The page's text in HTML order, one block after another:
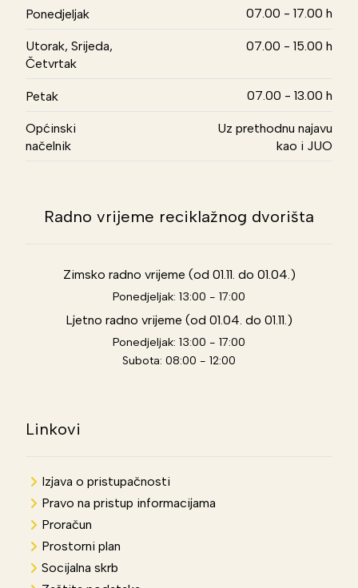
Ponedjeljak 07.00 - 17.00 h
Utorak, Srijeda,
Četvrtak
07.00 - 15.00 h
Petak 07.00 - 13.00 h
Općinski
načelnik
Uz prethodnu najavu
kao i JUO
Radno vrijeme reciklažnog dvorišta
Zimsko radno vrijeme (od 01.11. do 01.04.)
Ponedjeljak: 13:00 - 17:00
Ljetno radno vrijeme (od 01.04. do 01.11.)
Ponedjeljak: 13:00 - 17:00
Subota: 08:00 - 12:00
Linkovi
Izjava o pristupačnosti
Pravo na pristup informacijama
Proračun
Prostorni plan
Socijalna skrb